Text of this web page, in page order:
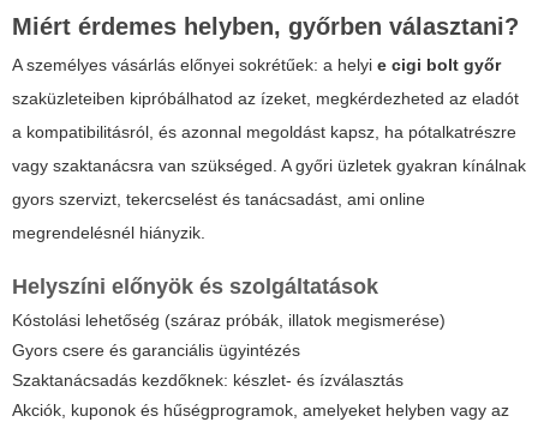
Miért érdemes helyben, győrben választani?
A személyes vásárlás előnyei sokrétűek: a helyi e cigi bolt győr
szaküzleteiben kipróbálhatod az ízeket, megkérdezheted az eladót
a kompatibilitásról, és azonnal megoldást kapsz, ha pótalkatrészre
vagy szaktanácsra van szükséged. A győri üzletek gyakran kínálnak
gyors szervizt, tekercselést és tanácsadást, ami online
megrendelésnél hiányzik.
Helyszíni előnyök és szolgáltatások
Kóstolási lehetőség (száraz próbák, illatok megismerése)
Gyors csere és garanciális ügyintézés
Szaktanácsadás kezdőknek: készlet- és ízválasztás
Akciók, kuponok és hűségprogramok, amelyeket helyben vagy az